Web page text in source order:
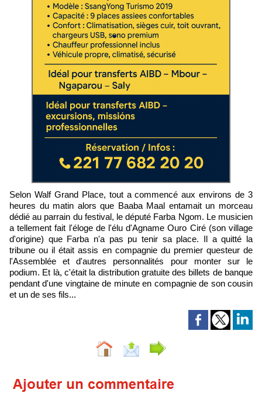
Selon Walf Grand Place, tout a commencé aux environs de 3
heures du matin alors que Baaba Maal entamait un morceau
dédié au parrain du festival, le député Farba Ngom. Le musicien
a tellement fait l'éloge de l'élu d'Agname Ouro Ciré (son village
d'origine) que Farba n'a pas pu tenir sa place. Il a quitté la
tribune ou il était assis en compagnie du premier questeur de
l'Assemblée et d'autres personnalités pour monter sur le
podium. Et là, c'était la distribution gratuite des billets de banque
pendant d'une vingtaine de minute en compagnie de son cousin
et un de ses fils...